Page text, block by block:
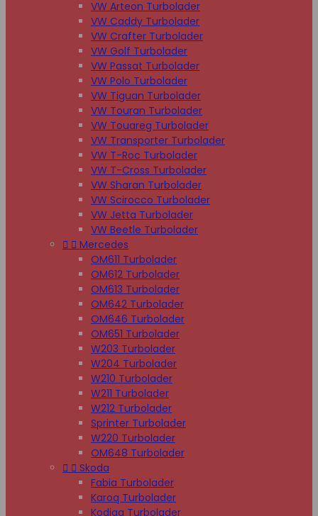
VW Arteon Turbolader
VW Caddy Turbolader
VW Crafter Turbolader
VW Golf Turbolader
VW Passat Turbolader
VW Polo Turbolader
VW Tiguan Turbolader
VW Touran Turbolader
VW Touareg Turbolader
VW Transporter Turbolader
VW T-Roc Turbolader
VW T-Cross Turbolader
VW Sharan Turbolader
VW Scirocco Turbolader
VW Jetta Turbolader
VW Beetle Turbolader
  Mercedes
OM611 Turbolader
OM612 Turbolader
OM613 Turbolader
OM642 Turbolader
OM646 Turbolader
OM651 Turbolader
W203 Turbolader
W204 Turbolader
W210 Turbolader
W211 Turbolader
W212 Turbolader
Sprinter Turbolader
W220 Turbolader
OM648 Turbolader
  Skoda
Fabia Turbolader
Karoq Turbolader
Kodiaq Turbolader